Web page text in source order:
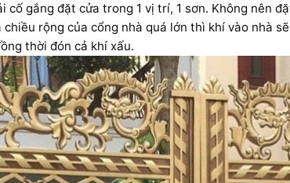
gắng đặt cửa trong 1 vị trí, 1 sơn. Không nên
rộng của cổng nhà quá lớn thì khí vào nhà
thời đón cả khí xấu.